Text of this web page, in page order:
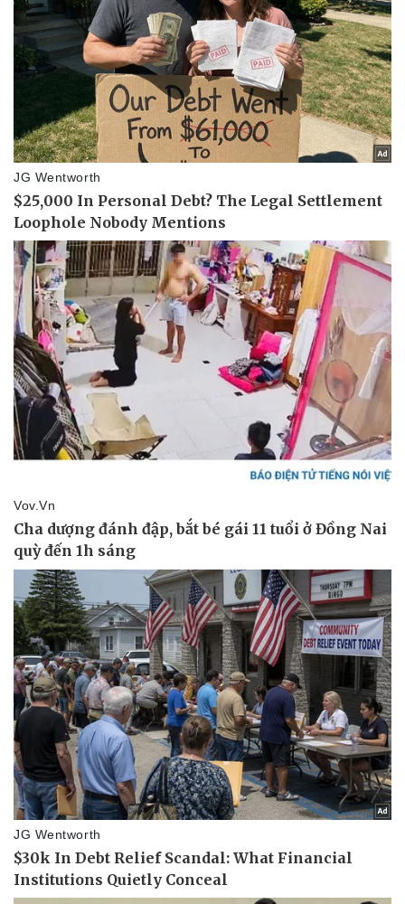
Pháp luật
Vụ án
Tin nóng
Tư vấn luật
Quân sự - Quốc phòng
Vũ khí
Việt Nam
Phân tích